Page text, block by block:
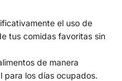
el uso de
tus comidas favoritas sin
de manera
para los días ocupados.